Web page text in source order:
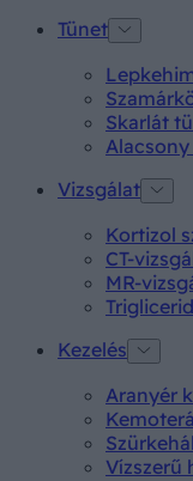
Tünet
Skarlát
Vizsgálat
Kortizol
CT-
MR-
Kezelés
Aranyér
Vízszerű